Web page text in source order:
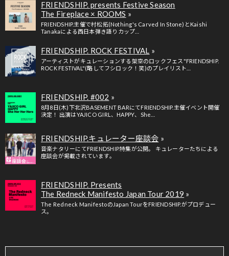
FRIENDSHIP. presents Festive Season
The Fireplace × ROOMS
FRIENDSHIP.主催で村松拓(Nothing's Carved In Stone)とKaishi
Tanakaによる西日本弾き語りカップ…
FRIENDSHIP. ROCK FESTIVAL
アーティストがキュレーションする架空のロックフェス"FRIENDSHIP.
ROCK FESTIVAL"(略してフシロック！笑)のプレイリスト…
FRIENDSHIP. #002
8月8日(木)下北沢BASEMENT BARにてFRIENDSHIP.主催イベント開催
決定！ 出演はYAJICO GIRL、HAPPY、She…
FRIENDSHIP.キュレーター座談会
音楽ナタリーにてFRIENDSHIP.特集が公開。 キュレーターたちによる
座談会が掲載されています。
FRIENDSHIP. Presents
The Redneck Manifesto Japan Tour 2019
The Redneck ManifestoのJapan TourをFRIENDSHIP.がプロデュー
ス。